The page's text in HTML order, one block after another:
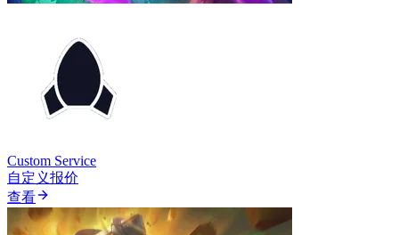
Custom Service
自定义报价
查看